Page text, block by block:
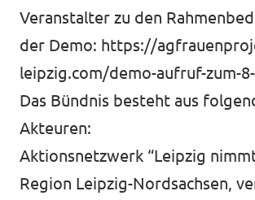
Veranstalter zu den
der Demo: https://
leipzig.com/demo-aufruf-zum-
Das Bündnis besteht aus
Akteuren:
Aktionsnetzwerk “Leipzig
Region Leipzig-Nordsachsen,